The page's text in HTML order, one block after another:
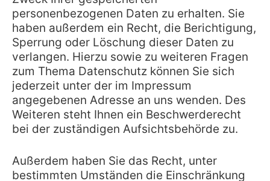
personenbezogenen Daten zu erhalten. Sie
haben außerdem ein Recht, die Berichtigung,
Sperrung oder Löschung dieser Daten zu
verlangen. Hierzu sowie zu weiteren Fragen
zum Thema Datenschutz können Sie sich
jederzeit unter der im Impressum
angegebenen Adresse an uns wenden. Des
Weiteren steht Ihnen ein Beschwerderecht
bei der zuständigen Aufsichtsbehörde zu.
Außerdem haben Sie das Recht, unter
bestimmten Umständen die Einschränkung